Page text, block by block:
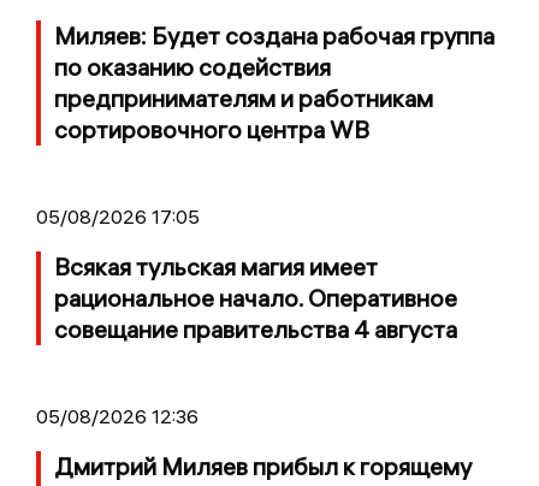
Миляев: Будет создана рабочая группа
по оказанию содействия
предпринимателям и работникам
сортировочного центра WB
05/08/2026 17:05
Всякая тульская магия имеет
рациональное начало. Оперативное
совещание правительства 4 августа
05/08/2026 12:36
Дмитрий Миляев прибыл к горящему